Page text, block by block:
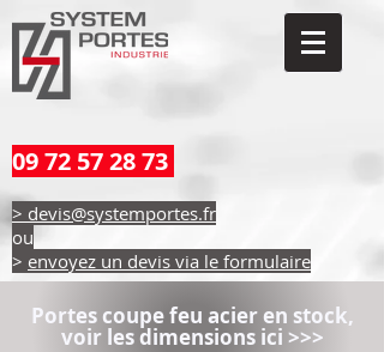
09 72 57 28 73
> devis@systemportes.fr
ou
> envoyez un devis via le formulaire
Portes coupe feu acier en stock,
voir les dimensions ici >>>